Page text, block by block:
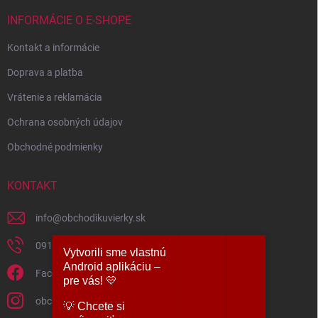
INFORMÁCIE O E-SHOPE
Kontakt a informácie
Doprava a platba
Vrátenie a reklamácia
Ochrana osobných údajov
Obchodné podmienky
KONTAKT
info@obchodikuvierky.sk
0917 860 860
Facebook
obchodikuvierky
Vytvorili sme vlastnú
Android aplikáciu –
pre vás! 💛
​💡 Chcete si